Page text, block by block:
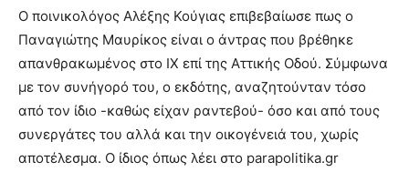
Ο ποινικολόγος Αλέξης Κούγιας επιβεβαίωσε πως ο
Παναγιώτης Μαυρίκος είναι ο άντρας που βρέθηκε
απανθρακωμένος στο ΙΧ επί της Αττικής Οδού. Σύμφωνα
με τον συνήγορό του, ο εκδότης, αναζητούνταν τόσο
από τον ίδιο -καθώς είχαν ραντεβού- όσο και από τους
συνεργάτες του αλλά και την οικογένειά του, χωρίς
αποτέλεσμα. Ο ίδιος όπως λέει στο parapolitika.gr